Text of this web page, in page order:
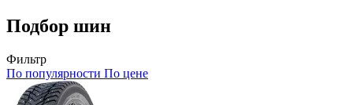
Подбор шин
Фильтр
По популярности По цене